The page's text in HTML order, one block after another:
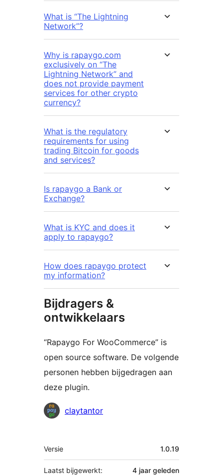
What is “The Lightning
Network”?
Why is rapaygo.com
exclusively on “The
Lightning Network” and
does not provide payment
services for other crypto
currency?
What is the regulatory
requirements for using
trading Bitcoin for goods
and services?
Is rapaygo a Bank or
Exchange?
What is KYC and does it
apply to rapaygo?
How does rapaygo protect
my information?
Bijdragers &
ontwikkelaars
“Rapaygo For WooCommerce” is
open source software. De volgende
personen hebben bijgedragen aan
deze plugin.
Bijdragersclaytantor
Meta
Versie 1.0.19
Laatst bijgewerkt: 4 jaar geleden